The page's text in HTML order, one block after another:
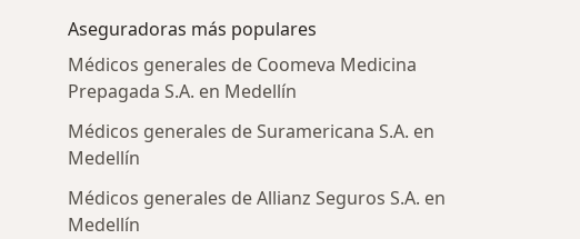
Aseguradoras más populares
Médicos generales de Coomeva Medicina
Prepagada S.A. en Medellín
Médicos generales de Suramericana S.A. en
Medellín
Médicos generales de Allianz Seguros S.A. en
Medellín